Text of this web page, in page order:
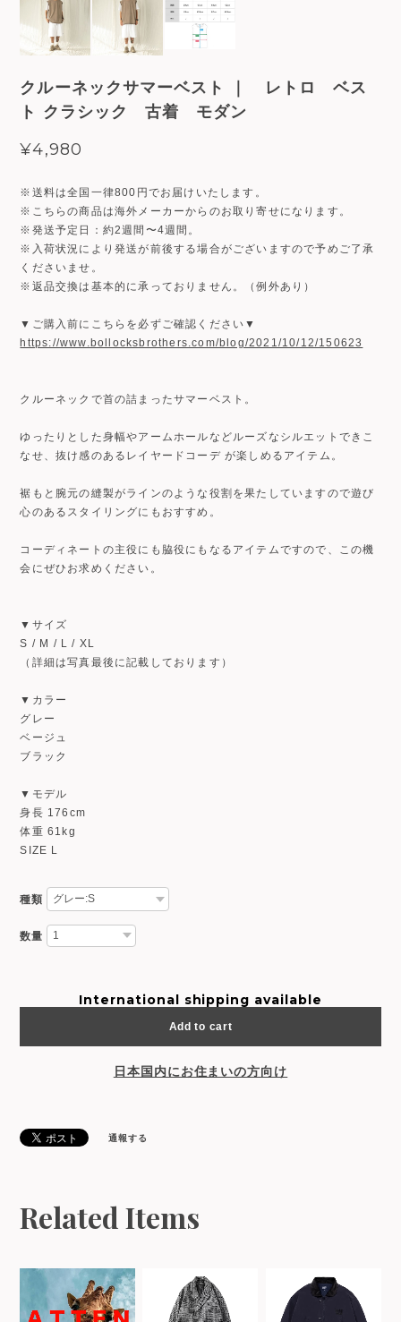
クルーネックサマーベスト ｜ レトロ ベス
ト クラシック 古着 モダン
¥4,980
※送料は全国一律800円でお届けいたします。
※こちらの商品は海外メーカーからのお取り寄せになります。
※発送予定日：約2週間〜4週間。
※入荷状況により発送が前後する場合がございますので予めご了承
くださいませ。
※返品交換は基本的に承っておりません。（例外あり）
▼ご購入前にこちらを必ずご確認ください▼
https://www.bollocksbrothers.com/blog/2021/10/12/150623
クルーネックで首の詰まったサマーベスト。
ゆったりとした身幅やアームホールなどルーズなシルエットできこ
なせ、抜け感のあるレイヤードコーデ が楽しめるアイテム。
裾もと腕元の縫製がラインのような役割を果たしていますので遊び
心のあるスタイリングにもおすすめ。
コーディネートの主役にも脇役にもなるアイテムですので、この機
会にぜひお求めください。
▼サイズ
S / M / L / XL
（詳細は写真最後に記載しております）
▼カラー
グレー
ベージュ
ブラック
▼モデル
身長 176cm
体重 61kg
SIZE L
種類
数量
International shipping available
Add to cart
日本国内にお住まいの方向け
通報する
Related Items